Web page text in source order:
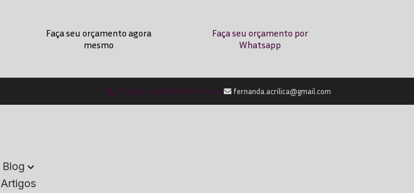
Faça seu orçamento agora
mesmo
Faça seu orçamento por
Whatsapp
(11) 2236-2238 (11) 9759-0042 fernanda.acrilica@gmail.com
Blog
Artigos